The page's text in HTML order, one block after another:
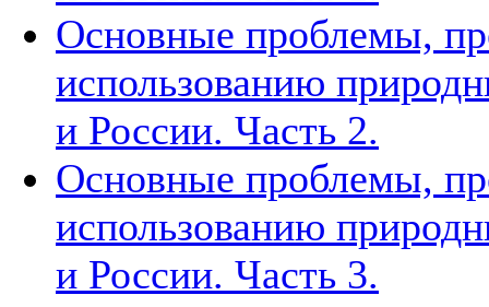
Основные проблемы,
использованию
и России. Часть 2.
Основные проблемы,
использованию
и России. Часть 3.